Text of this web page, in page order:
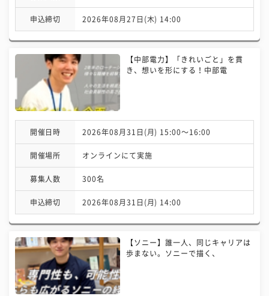
申込締切 2026年08月27日(木) 14:00
【中部電力】「きれいごと」を貫
き、想いを形にする！中部電
開催日時 2026年08月31日(月) 15:00〜16:00
開催場所 オンラインにて実施
募集人数 300名
申込締切 2026年08月31日(月) 14:00
【ソニー】誰一人、同じキャリアは
歩まない。ソニーで描く、